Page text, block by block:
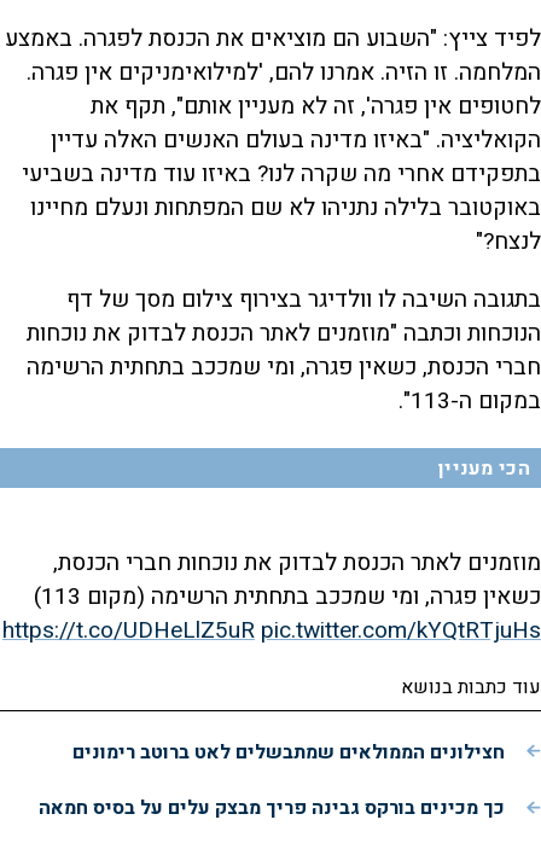
לפיד צייץ: "השבוע הם מוציאים את הכנסת לפגרה. באמצע
המלחמה. זו הזיה. אמרנו להם, 'למילואימניקים אין פגרה.
לחטופים אין פגרה', זה לא מעניין אותם", תקף את
הקואליציה. "באיזו מדינה בעולם האנשים האלה עדיין
בתפקידם אחרי מה שקרה לנו? באיזו עוד מדינה בשביעי
באוקטובר בלילה נתניהו לא שם המפתחות ונעלם מחיינו
לנצח?"
בתגובה השיבה לו וולדיגר בצירוף צילום מסך של דף
הנוכחות וכתבה "מוזמנים לאתר הכנסת לבדוק את נוכחות
חברי הכנסת, כשאין פגרה, ומי שמככב בתחתית הרשימה
במקום ה-113".
הכי מעניין
מוזמנים לאתר הכנסת לבדוק את נוכחות חברי הכנסת,
כשאין פגרה, ומי שמככב בתחתית הרשימה (מקום 113)
https://t.co/UDHeLlZ5uR pic.twitter.com/kYQtRTjuHs
עוד כתבות בנושא
חצילונים הממולאים שמתבשלים לאט ברוטב רימונים
כך מכינים בורקס גבינה פריך מבצק עלים על בסיס חמאה